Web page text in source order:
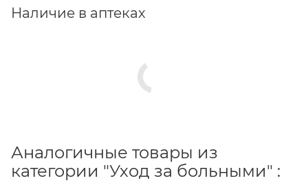
Наличие в аптеках
Аналогичные товары из
категории "Уход за больными" :